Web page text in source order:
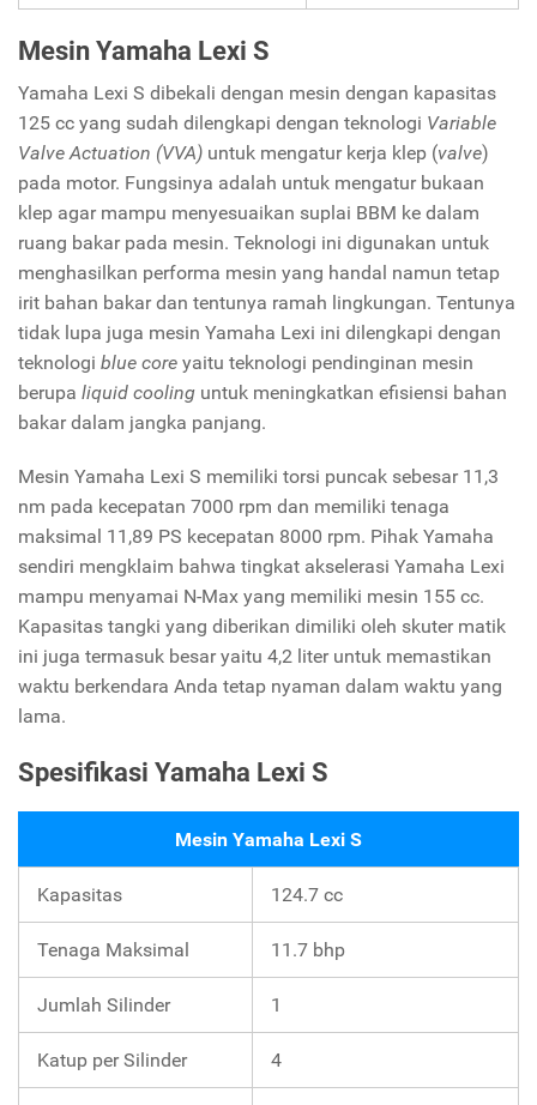
Mesin Yamaha Lexi S
Yamaha Lexi S dibekali dengan mesin dengan kapasitas
125 cc yang sudah dilengkapi dengan teknologi Variable
Valve Actuation (VVA) untuk mengatur kerja klep (valve)
pada motor. Fungsinya adalah untuk mengatur bukaan
klep agar mampu menyesuaikan suplai BBM ke dalam
ruang bakar pada mesin. Teknologi ini digunakan untuk
menghasilkan performa mesin yang handal namun tetap
irit bahan bakar dan tentunya ramah lingkungan. Tentunya
tidak lupa juga mesin Yamaha Lexi ini dilengkapi dengan
teknologi blue core yaitu teknologi pendinginan mesin
berupa liquid cooling untuk meningkatkan efisiensi bahan
bakar dalam jangka panjang.
Mesin Yamaha Lexi S memiliki torsi puncak sebesar 11,3
nm pada kecepatan 7000 rpm dan memiliki tenaga
maksimal 11,89 PS kecepatan 8000 rpm. Pihak Yamaha
sendiri mengklaim bahwa tingkat akselerasi Yamaha Lexi
mampu menyamai N-Max yang memiliki mesin 155 cc.
Kapasitas tangki yang diberikan dimiliki oleh skuter matik
ini juga termasuk besar yaitu 4,2 liter untuk memastikan
waktu berkendara Anda tetap nyaman dalam waktu yang
lama.
Spesifikasi Yamaha Lexi S
Mesin Yamaha Lexi S
Kapasitas 124.7 cc
Tenaga Maksimal 11.7 bhp
Jumlah Silinder 1
Katup per Silinder 4